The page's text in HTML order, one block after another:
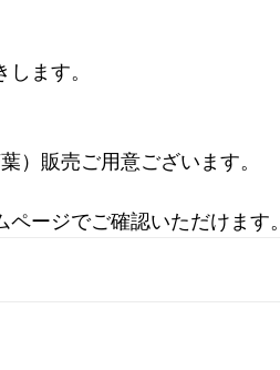
ます。
）販売ご用意ございます。
ージでご確認いただけます。